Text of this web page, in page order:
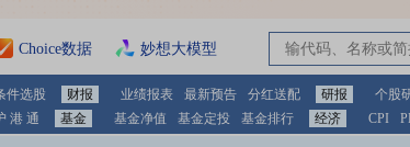
Choice数据 妙想大模型
件选股 财报 业绩报表 最新预告 分红送配 研报 个股
港 通 基金 基金净值 基金定投 基金排行 经济 CPI